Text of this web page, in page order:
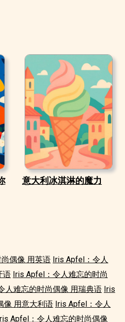
意大利冰淇淋的魔力
偶像 用英语 Iris Apfel：令人
语 Iris Apfel：令人难忘的时尚
人难忘的时尚偶像 用瑞典语 Iris
像 用意大利语 Iris Apfel：令人
Apfel：令人难忘的时尚偶像